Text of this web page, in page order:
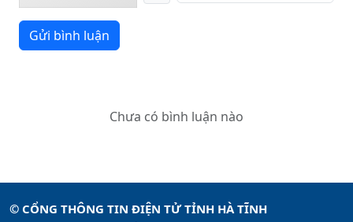
Gửi bình luận
Chưa có bình luận nào
© CỔNG THÔNG TIN ĐIỆN TỬ TỈNH HÀ TĨNH